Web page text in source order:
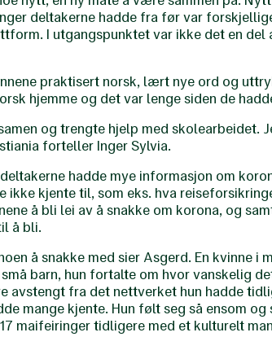
deltakerne hadde fra før var
I utgangspunktet var ikke det en del
praktisert norsk, lært nye ord og
hjemme og det var lenge siden de
og trengte hjelp med skolearbeidet.
forteller Inger Sylvia.
hadde mye informasjon om
kjente til, som eks. hva
å bli lei av å snakke om korona, og
å bli.
å snakke med sier Asgerd. En kvinne i
barn, hun fortalte om hvor vanskelig
avstengt fra det nettverket hun hadde
mange kjente. Hun følt seg så ensom og
maifeiringer tidligere med et kulturelt